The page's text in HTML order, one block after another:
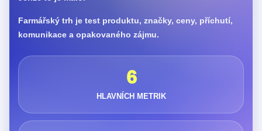
Farmářský trh je test produktu, značky, ceny, příchutí,
komunikace a opakovaného zájmu.
6
HLAVNÍCH METRIK